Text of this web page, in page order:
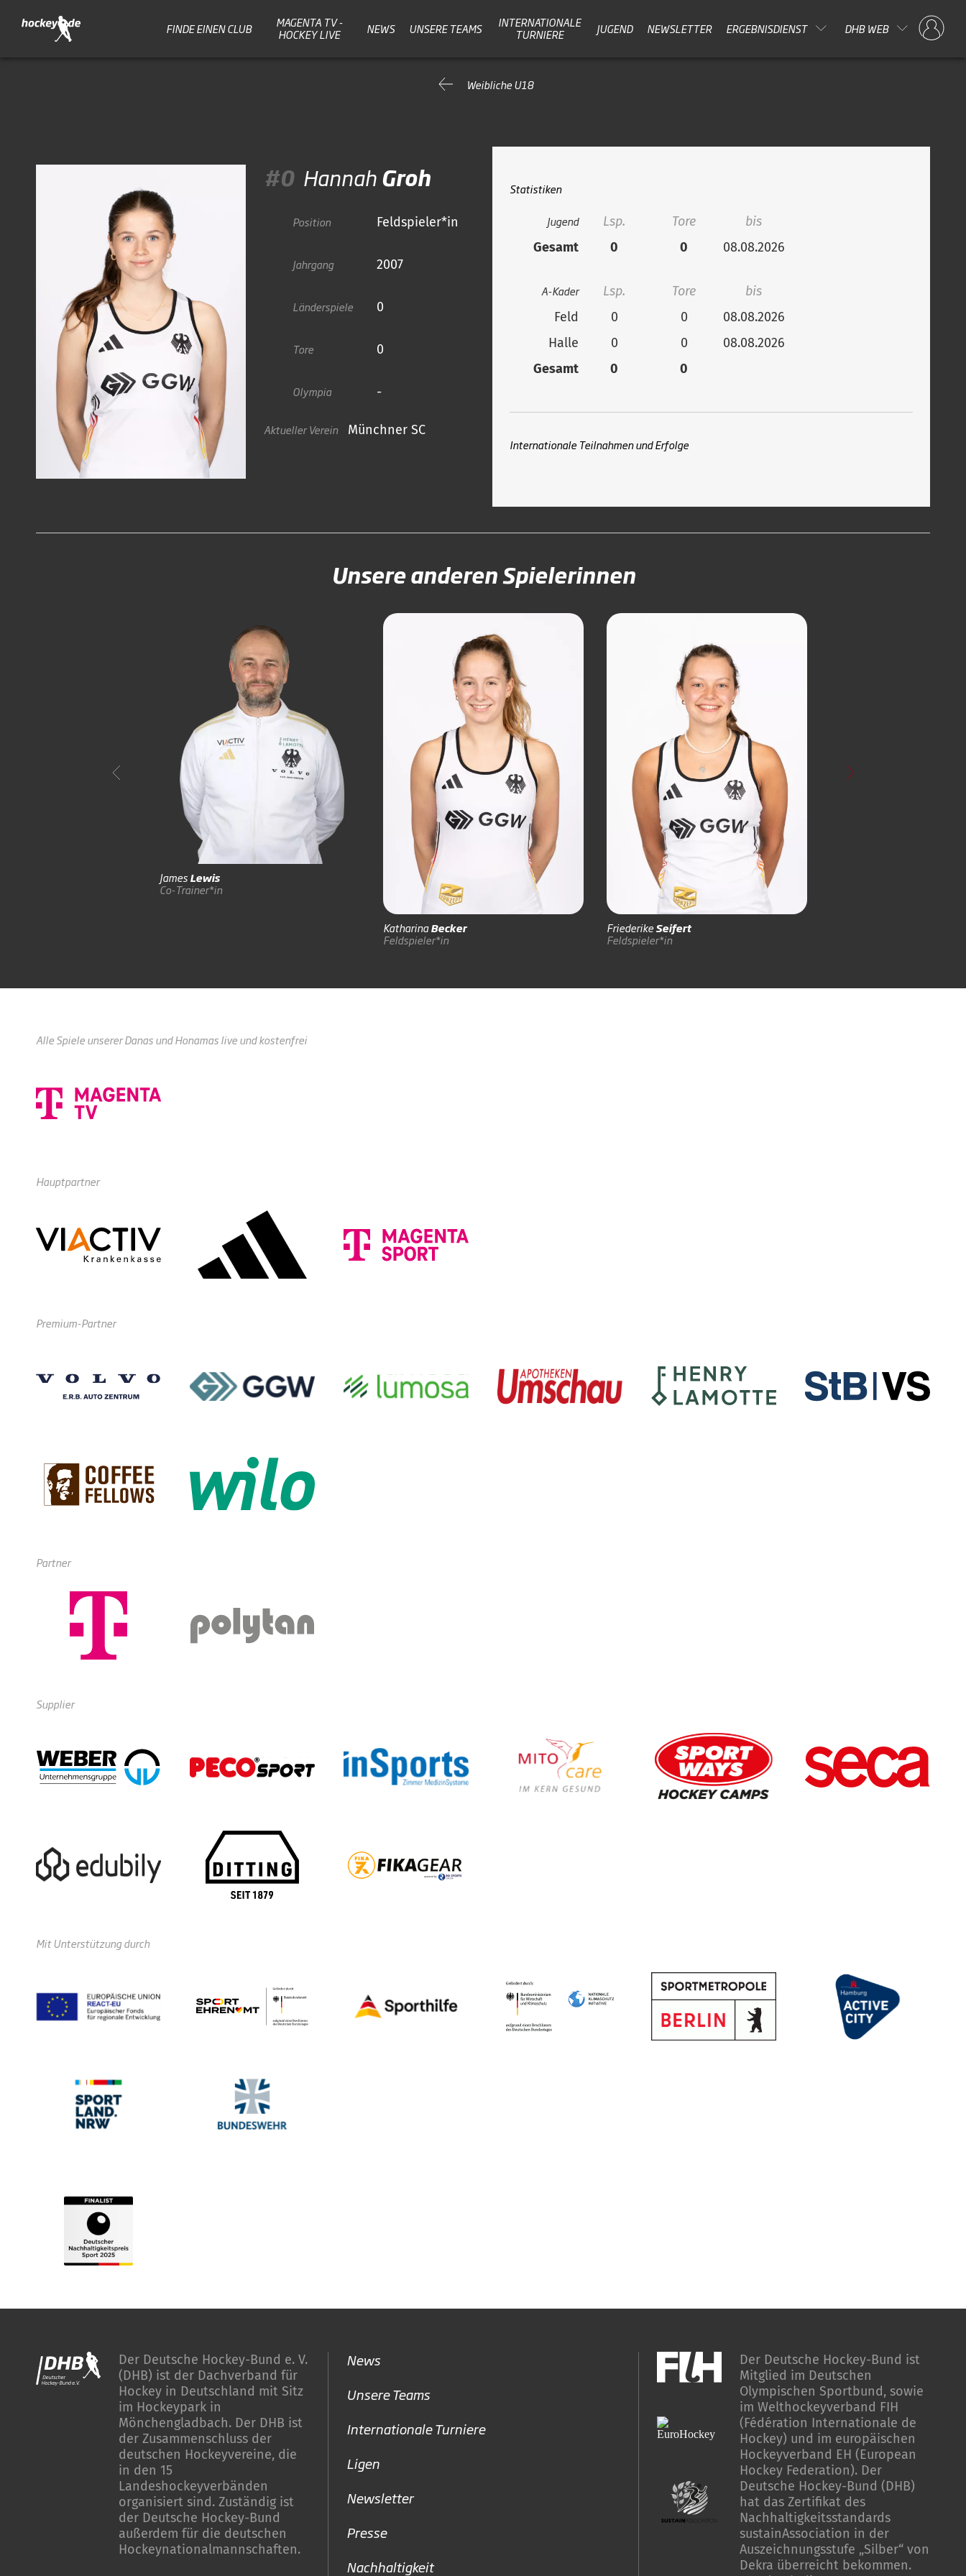
FINDE EINEN CLUB
MAGENTA TV -
HOCKEY LIVE
NEWS UNSERE TEAMS
INTERNATIONALE
TURNIERE
JUGEND NEWSLETTER ERGEBNISDIENST DHB WEB
Weibliche U18
#0 HannahGroh
Position Feldspieler*in
Jahrgang 2007
Länderspiele 0
Tore 0
Olympia -
Aktueller Verein Münchner SC
Statistiken
Jugend Lsp. Tore
bis
Gesamt
0 0 08.08.2026
A-Kader Lsp. Tore
bis
Feld
0 0
08.08.2026
Halle
0 0
08.08.2026
Gesamt
0 0
Internationale Teilnahmen und Erfolge
Unsere anderen Spielerinnen
JamesLewis
Co-Trainer*in
KatharinaBecker
Feldspieler*in
FriederikeSeifert
Feldspieler*in
Alle Spiele unserer Danas und Honamas live und kostenfrei
Hauptpartner
Premium-Partner
Partner
Supplier
Mit Unterstützung durch
Der Deutsche Hockey-Bund e. V.
(DHB) ist der Dachverband für
Hockey in Deutschland mit Sitz
im Hockeypark in
Mönchengladbach. Der DHB ist
der Zusammenschluss der
deutschen Hockeyvereine, die
in den 15
Landeshockeyverbänden
organisiert sind. Zuständig ist
der Deutsche Hockey-Bund
außerdem für die deutschen
Hockeynationalmannschaften.
News
Unsere Teams
Internationale Turniere
Ligen
Newsletter
Presse
Nachhaltigkeit
Der Deutsche Hockey-Bund ist
Mitglied im Deutschen
Olympischen Sportbund, sowie
im Welthockeyverband FIH
(Fédération Internationale de
Hockey) und im europäischen
Hockeyverband EH (European
Hockey Federation). Der
Deutsche Hockey-Bund (DHB)
hat das Zertifikat des
Nachhaltigkeitsstandards
sustainAssociation in der
Auszeichnungsstufe „Silber“ von
Dekra überreicht bekommen.